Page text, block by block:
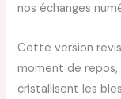
nos échanges
Cette version
moment de repos,
cristallisent les